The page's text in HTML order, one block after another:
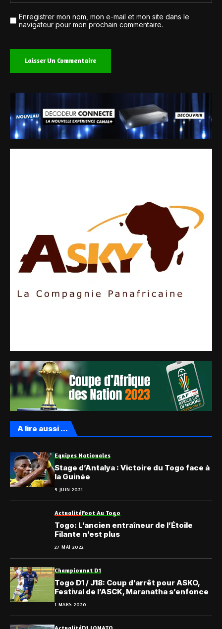
Enregistrer mon nom, mon e-mail et mon site dans le
navigateur pour mon prochain commentaire.
A lire aussi ...
Equipes Nationales
Stage d’Antalya : Victoire du Togo face à
la Guinée
5 JUIN 2021
ActualitéFoot Au Togo
Togo: L’ancien entraîneur de l’Étoile
Filante n’est plus
27 MAI 2022
Championnat D1
Togo D1 / J18: Coup d’arrêt pour ASKO,
Festival de l’ASCK, Maranatha s’enfonce
1 MARS 2020